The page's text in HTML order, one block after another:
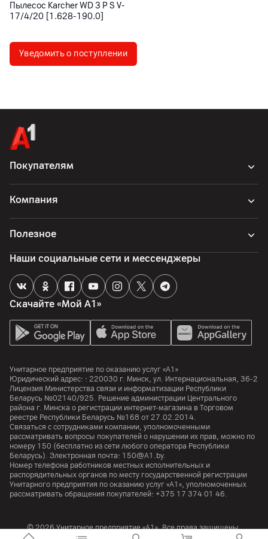
Пылесос Karcher WD 3 P S V-
17/4/20 [1.628-190.0]
Уведомить о поступлении
Покупателям
Компания
Полезное
Скачайте «Мой А1»
Наши социальные сети и мессенджеры
Унитарное предприятие по оказанию услуг «А1»
Юридический адрес: : 220030 г. Минск, ул. Интернациональная, 36-2
Лицензия Министерства связи и информатизации Республики
Беларусь №02140/925. Решение администрации Центрального
района г. Минска о регистрации интернет-магазина в Торговом
реестре Республики Беларусь №168 от 27.02.2014.
Связаться с сотрудниками компании, уполномоченными
рассматривать вопросы покупателей о нарушении их прав, можно по
номеру 150 (бесплатно из сети любого оператора Республики
Беларусь). Электронная почта: 150@A1.by.
Номер телефона работников местных исполнительных и
распорядительных органов по месту государственной регистрации
Унитарного предприятия по оказанию услуг «А1», уполномоченных
рассматривать обращения покупателей: +375 17 374 01 46.
© 2026 Унитарное предприятие «А1». Все права защищены.
A1 Austria
A1 Croatia A1 Bulgaria A1 Macedonia A1 Slovenia